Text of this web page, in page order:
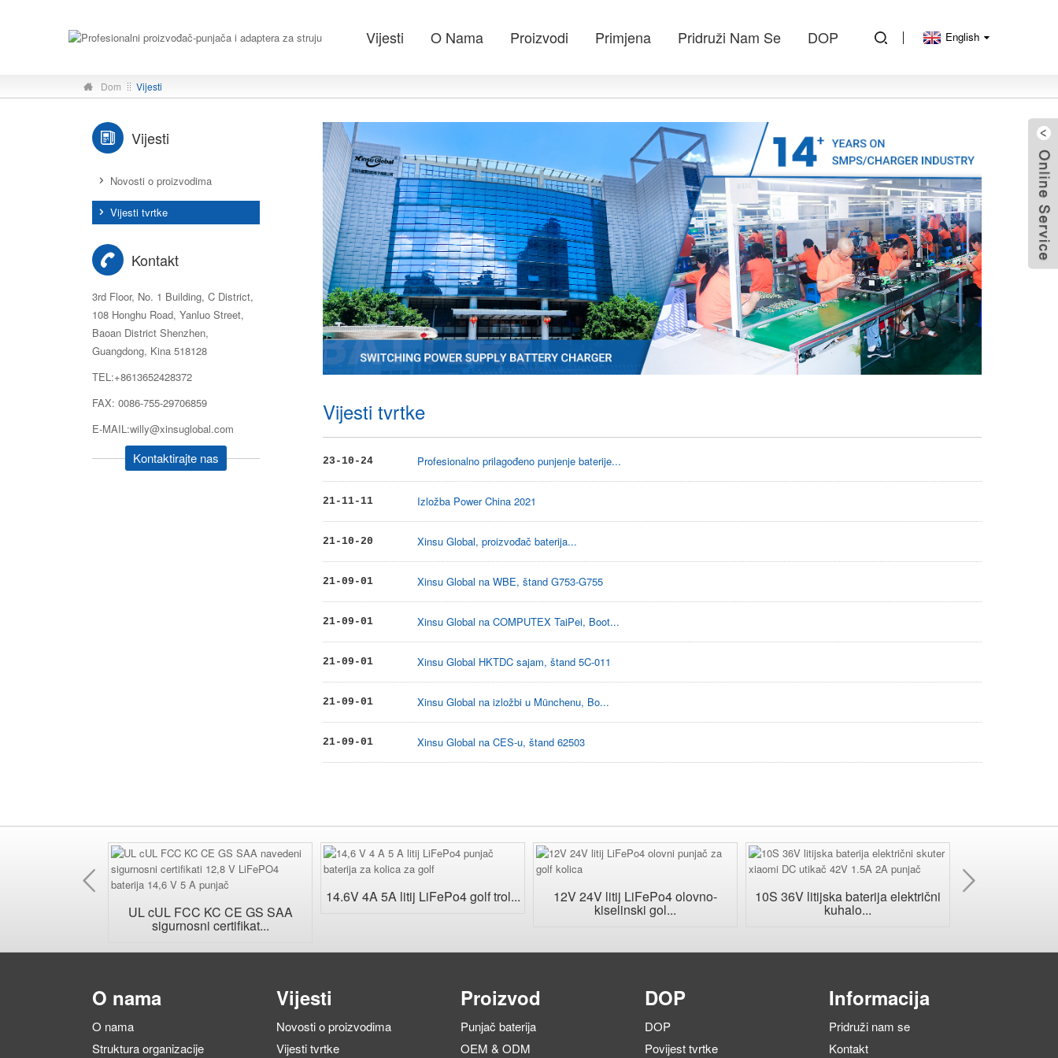
Vijesti O Nama Proizvodi Primjena Pridruži Nam Se DOP English
Dom Vijesti
Vijesti
Novosti o proizvodima
Vijesti tvrtke
Kontakt
3rd Floor, No. 1 Building, C District,
108 Honghu Road, Yanluo Street,
Baoan District Shenzhen,
Guangdong, Kina 518128
TEL:+8613652428372
FAX: 0086-755-29706859
E-MAIL:willy@xinsuglobal.com
Kontaktirajte nas
Vijesti tvrtke
23-10-24 Profesionalno prilagođeno punjenje baterije...
21-11-11 Izložba Power China 2021
21-10-20 Xinsu Global, proizvođač baterija...
21-09-01 Xinsu Global na WBE, štand G753-G755
21-09-01 Xinsu Global na COMPUTEX TaiPei, Boot...
21-09-01 Xinsu Global HKTDC sajam, štand 5C-011
21-09-01 Xinsu Global na izložbi u Münchenu, Bo...
21-09-01 Xinsu Global na CES-u, štand 62503
Prethodno
UL cUL FCC KC CE GS SAA
sigurnosni certifikat...
14.6V 4A 5A litij LiFePo4 golf trol... 12V 24V litij LiFePo4 olovno-
kiselinski gol...
10S 36V litijska baterija električni
kuhalo...
O nama
O nama
Struktura organizacije
Vijesti
Novosti o proizvodima
Vijesti tvrtke
Proizvod
Punjač baterija
OEM & ODM
DOP
DOP
Povijest tvrtke
Informacija
Pridruži nam se
Kontakt